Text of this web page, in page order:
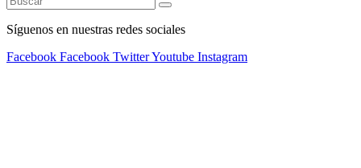
Síguenos en nuestras redes sociales
Facebook Facebook TwitterYoutube Instagram